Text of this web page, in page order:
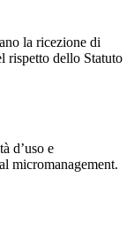
la ricezione di
rispetto dello Statuto
d’uso e
micromanagement.